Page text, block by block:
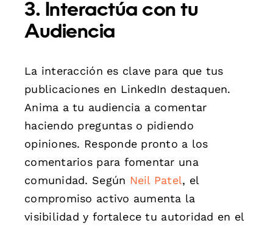
3. Interactúa con tu
Audiencia
La interacción es clave para que tus
publicaciones en LinkedIn destaquen.
Anima a tu audiencia a comentar
haciendo preguntas o pidiendo
opiniones. Responde pronto a los
comentarios para fomentar una
comunidad. Según Neil Patel, el
compromiso activo aumenta la
visibilidad y fortalece tu autoridad en el